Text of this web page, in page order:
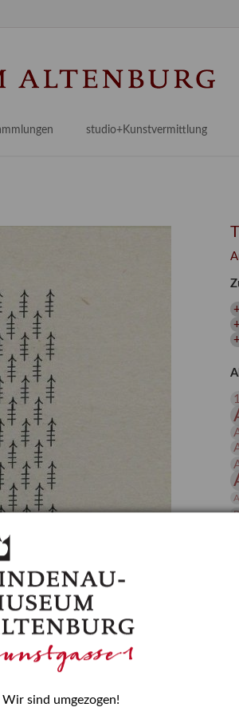
kulturtouristische Ziele
Sammlung
studio+Kunstvermittlung
Wir sind umgezogen!